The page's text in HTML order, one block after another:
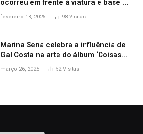
ocorreu em frente à viatura e base de
segurança; polícia investiga
fevereiro 18, 2026 98 Visitas
Marina Sena celebra a influência de
Gal Costa na arte do álbum ‘Coisas
naturais’
março 26, 2025 52Visitas